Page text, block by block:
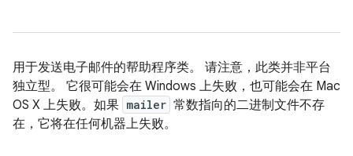
用于发送电子邮件的帮助程序类。 请注意，此类并非平台
独立型。 它很可能会在 Windows 上失败，也可能会在 Mac
OS X 上失败。如果 mailer 常数指向的二进制文件不存
在，它将在任何机器上失败。